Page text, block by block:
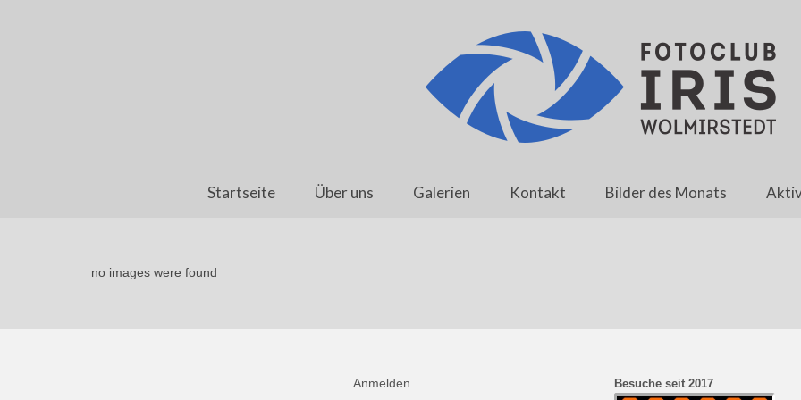
Startseite Über uns Galerien Kontakt Bilder des Monats
no images were found
Anmelden Besuche seit 2017